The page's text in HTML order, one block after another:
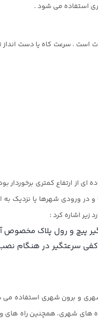
استفاده می شود .
است . سرعت کاه یا دست
از ارتفاع کمتری برخوردار
و در ورودی شهرها یا
اشاره کرد :
سرعتگیر در هنگام نصب
و برون شهری استفاده
های شهری، همچنین راه